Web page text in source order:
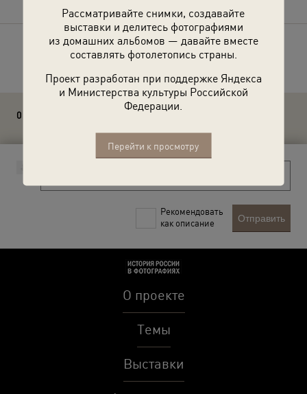
Рассматривайте снимки, создавайте
выставки и делитесь фотографиями
из домашних альбомов — давайте вместе
составлять фотолетопись страны.
Проект разработан при поддержке Яндекса
и Министерства культуры Российской
Федерации.
Перейти к просмотру
Расскажите друзьям об этом фото
0 комментариев
Рекомендовать
как описание
Отправить
О проекте
Темы
Выставки